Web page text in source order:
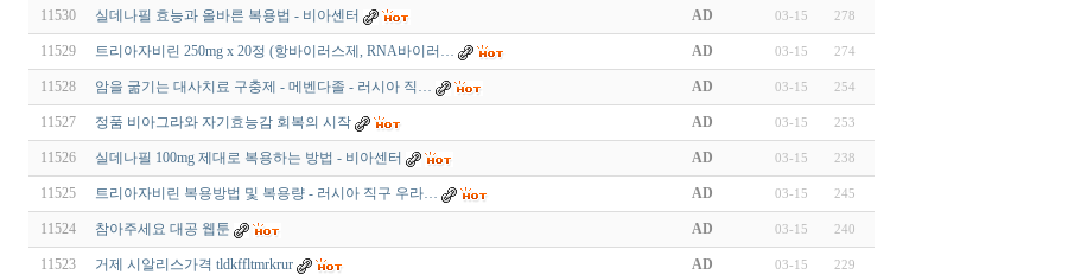
11530 실데나필 효능과 올바른 복용법 - 비아센터 AD 03-15 278
11529 트리아자비린 250mg x 20정 (항바이러스제, RNA바이러… AD 03-15 274
11528 암을 굶기는 대사치료 구충제 - 메벤다졸 - 러시아 직… AD 03-15 254
11527 정품 비아그라와 자기효능감 회복의 시작 AD 03-15 253
11526 실데나필 100mg 제대로 복용하는 방법 - 비아센터 AD 03-15 238
11525 트리아자비린 복용방법 및 복용량 - 러시아 직구 우라… AD 03-15 245
11524 참아주세요 대공 웹툰 AD 03-15 240
11523 거제 시알리스가격 tldkffltmrkrur AD 03-15 229